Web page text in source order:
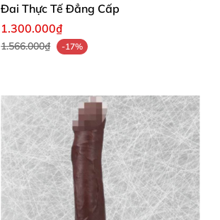
Đai Thực Tế Đẳng Cấp
1.300.000₫
1.566.000₫ -17%